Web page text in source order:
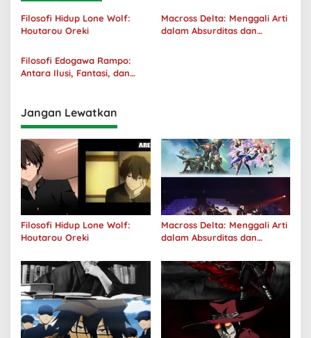
Filosofi Hidup Lone Wolf:
Houtarou Oreki
Macross Delta: Menggali Arti
dalam Absurditas dan
Filosofi Edogawa Rampo:
Antara Ilusi, Fantasi, dan
Jangan Lewatkan
Filosofi Hidup Lone Wolf:
Houtarou Oreki
Macross Delta: Menggali Arti
dalam Absurditas dan